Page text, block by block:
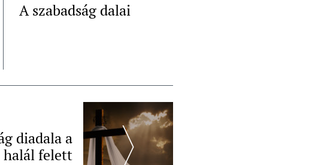
A szabadság dalai
diadala a
halál felett